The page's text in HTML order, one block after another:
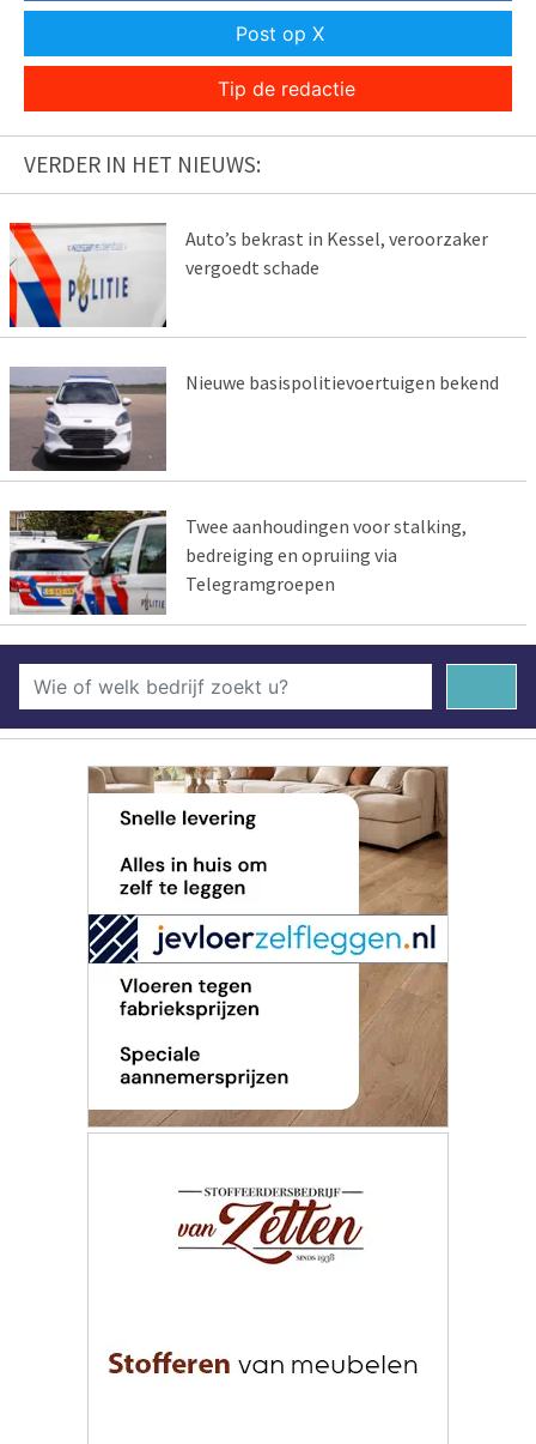
Post op X
Tip de redactie
VERDER IN HET NIEUWS:
Auto’s bekrast in Kessel, veroorzaker
vergoedt schade
Nieuwe basispolitievoertuigen bekend
Twee aanhoudingen voor stalking,
bedreiging en opruiing via
Telegramgroepen